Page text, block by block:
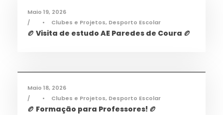
Maio 19, 2026
•
Clubes e Projetos, Desporto Escolar
🏉 Visita de estudo AE Paredes de Coura 🏉
Maio 18, 2026
•
Clubes e Projetos, Desporto Escolar
🏉 Formação para Professores! 🏉